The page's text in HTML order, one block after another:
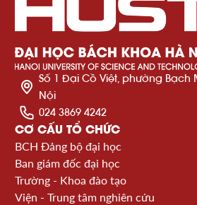
Số 1 Đại Cồ Việt, phường Bạch
Nội
024 3869 4242
CƠ CẤU TỔ CHỨC
BCH Đảng bộ đại học
Ban giám đốc đại học
Trường - Khoa đào tạo
Viện - Trung tâm nghiên cứu